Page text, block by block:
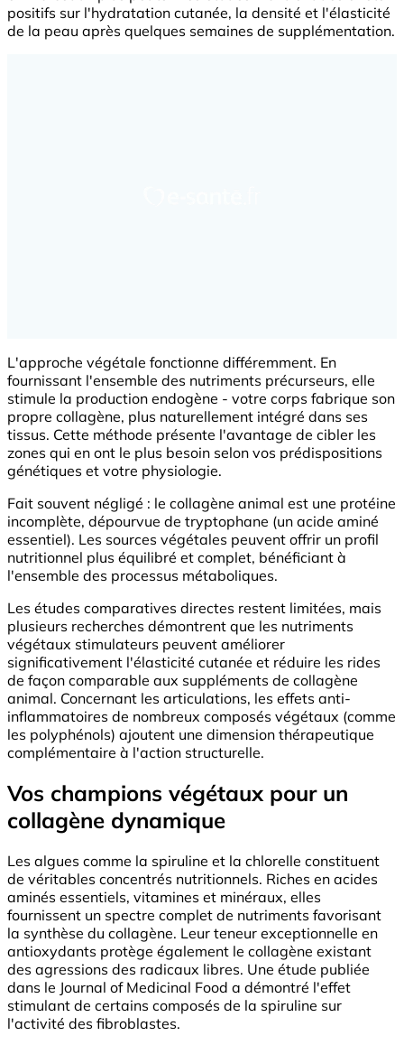
positifs sur l'hydratation cutanée, la densité et l'élasticité
de la peau après quelques semaines de supplémentation.
L'approche végétale fonctionne différemment. En
fournissant l'ensemble des nutriments précurseurs, elle
stimule la production endogène - votre corps fabrique son
propre collagène, plus naturellement intégré dans ses
tissus. Cette méthode présente l'avantage de cibler les
zones qui en ont le plus besoin selon vos prédispositions
génétiques et votre physiologie.
Fait souvent négligé : le collagène animal est une protéine
incomplète, dépourvue de tryptophane (un acide aminé
essentiel). Les sources végétales peuvent offrir un profil
nutritionnel plus équilibré et complet, bénéficiant à
l'ensemble des processus métaboliques.
Les études comparatives directes restent limitées, mais
plusieurs recherches démontrent que les nutriments
végétaux stimulateurs peuvent améliorer
significativement l'élasticité cutanée et réduire les rides
de façon comparable aux suppléments de collagène
animal. Concernant les articulations, les effets anti-
inflammatoires de nombreux composés végétaux (comme
les polyphénols) ajoutent une dimension thérapeutique
complémentaire à l'action structurelle.
Vos champions végétaux pour un
collagène dynamique
Les algues comme la spiruline et la chlorelle constituent
de véritables concentrés nutritionnels. Riches en acides
aminés essentiels, vitamines et minéraux, elles
fournissent un spectre complet de nutriments favorisant
la synthèse du collagène. Leur teneur exceptionnelle en
antioxydants protège également le collagène existant
des agressions des radicaux libres. Une étude publiée
dans le Journal of Medicinal Food a démontré l'effet
stimulant de certains composés de la spiruline sur
l'activité des fibroblastes.